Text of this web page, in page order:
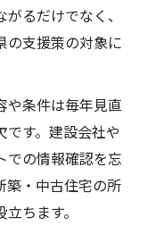
るだけでなく、
の支援策の対象に
や条件は毎年見直
です。建設会社や
での情報確認を忘
築・中古住宅の所
ちます。